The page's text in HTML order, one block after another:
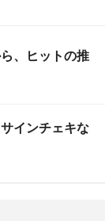
、ヒットの推
インチェキな